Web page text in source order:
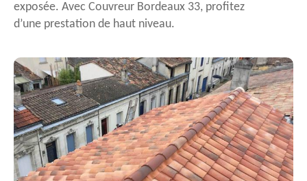
exposée. Avec Couvreur Bordeaux 33, profitez
d’une prestation de haut niveau.